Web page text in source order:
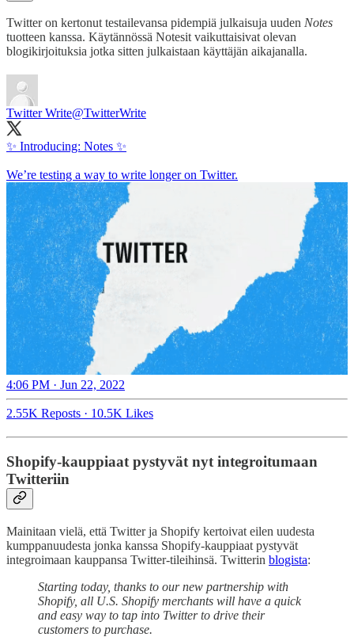
Twitter on kertonut testailevansa pidempiä julkaisuja uuden Notes
tuotteen kanssa. Käytännössä Notesit vaikuttaisivat olevan
blogikirjoituksia jotka sitten julkaistaan käyttäjän aikajanalla.
Twitter Write@TwitterWrite
✨ Introducing: Notes ✨
We’re testing a way to write longer on Twitter.
4:06 PM · Jun 22, 2022
2.55K Reposts · 10.5K Likes
Shopify-kauppiaat pystyvät nyt integroitumaan
Twitteriin
Mainitaan vielä, että Twitter ja Shopify kertoivat eilen uudesta
kumppanuudesta jonka kanssa Shopify-kauppiaat pystyvät
integroimaan kauppansa Twitter-tileihinsä. Twitterin blogista:
Starting today, thanks to our new partnership with
Shopify, all U.S. Shopify merchants will have a quick
and easy way to tap into Twitter to drive their
customers to purchase.